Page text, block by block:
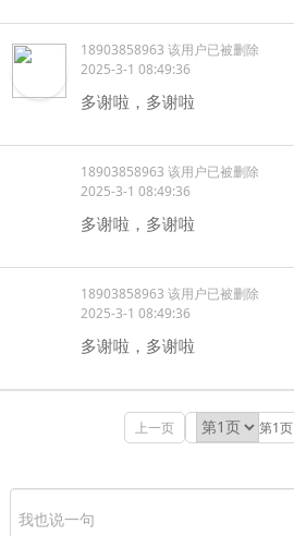
18903858963 该用户已被删除
2025-3-1 08:49:36
多谢啦，多谢啦
18903858963 该用户已被删除
2025-3-1 08:49:36
多谢啦，多谢啦
18903858963 该用户已被删除
2025-3-1 08:49:36
多谢啦，多谢啦
上一页 第1页